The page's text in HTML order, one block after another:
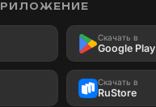
Скачать в
Google Play
Скачать в
RuStore